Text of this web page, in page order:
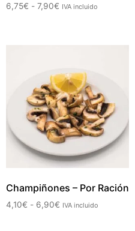
6,75€ - 7,90€ IVA incluido
Champiñones – Por Ración
4,10€ - 6,90€ IVA incluido